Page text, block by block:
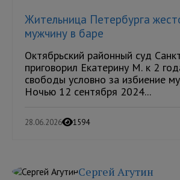
Жительница Петербурга
мужчину в баре
Октябрьский районный суд
приговорил Екатерину М. к 2
свободы условно за избиение
Ночью 12 сентября 2024...
28.06.2026 1594
Сергей Агутин